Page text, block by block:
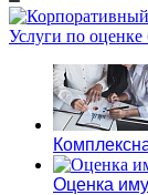
Услуги по оценке
Оценка